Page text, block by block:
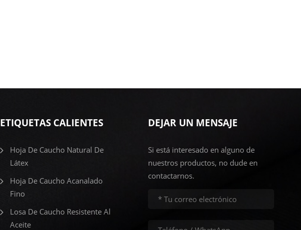
ETIQUETAS CALIENTES
Hoja De Caucho Natural De
Látex
Hoja De Caucho Acanalado
Fino
Losa De Caucho Resistente Al
Aceite
DEJAR UN MENSAJE
Si está interesado en alguno de
nuestros productos, no dude en
contactarnos.